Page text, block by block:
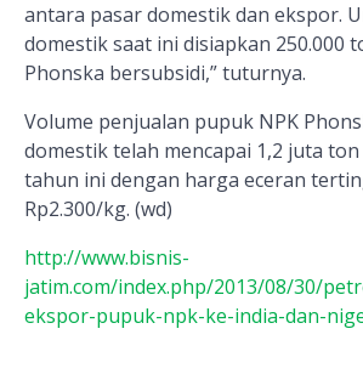
antara pasar domestik dan ekspor.
domestik saat ini disiapkan 250.000
Phonska bersubsidi,” tuturnya.
Volume penjualan pupuk NPK
domestik telah mencapai 1,2 juta
tahun ini dengan harga eceran
Rp2.300/kg. (wd)
http://www.bisnis-
jatim.com/index.php/2013/08/30/
ekspor-pupuk-npk-ke-india-dan-